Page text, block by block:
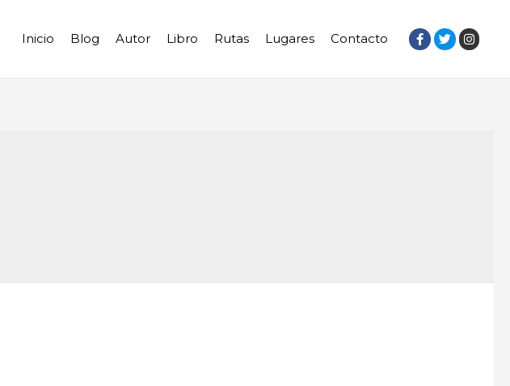
Inicio Blog Autor Libro Rutas Lugares Contacto